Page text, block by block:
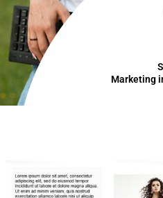
Marketing